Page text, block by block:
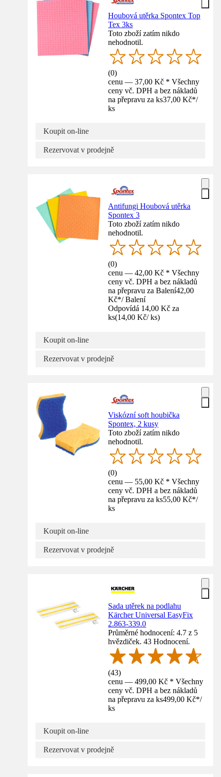
Houbová utěrka Spontex Top
Tex 3ks
Toto zboží zatím nikdo
nehodnotil.
(0)
cenu — 37,00 Kč * Všechny
ceny vč. DPH a bez nákladů
na přepravu za ks37,00 Kč*/
ks
Koupit on-line
Rezervovat v prodejně
Antifungi Houbová utěrka
Spontex 3
Toto zboží zatím nikdo
nehodnotil.
(0)
cenu — 42,00 Kč * Všechny
ceny vč. DPH a bez nákladů
na přepravu za Balení42,00
Kč*/ Balení
Odpovídá 14,00 Kč za
ks(14,00 Kč/ ks)
Koupit on-line
Rezervovat v prodejně
Viskózní soft houbička
Spontex, 2 kusy
Toto zboží zatím nikdo
nehodnotil.
(0)
cenu — 55,00 Kč * Všechny
ceny vč. DPH a bez nákladů
na přepravu za ks55,00 Kč*/
ks
Koupit on-line
Rezervovat v prodejně
Sada utěrek na podlahu
Kärcher Universal EasyFix
2.863-339.0
Průměrné hodnocení: 4.7 z 5
hvězdiček. 43 Hodnocení.
(43)
cenu — 499,00 Kč * Všechny
ceny vč. DPH a bez nákladů
na přepravu za ks499,00 Kč*/
ks
Koupit on-line
Rezervovat v prodejně